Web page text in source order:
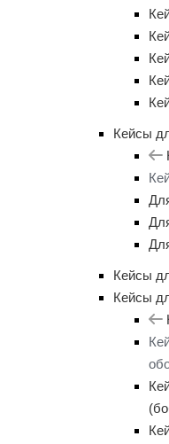
Кейсы
Кейсы
Кейсы